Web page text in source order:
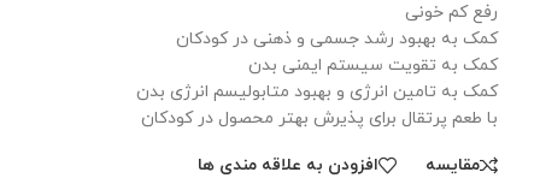
رفع کم خونی
کمک به بهبود رشد جسمی و ذهنی در کودکان
کمک به تقویت سیستم ایمنی بدن
کمک به تامین انرژی و بهبود متابولیسم انرژی بدن
با طعم پرتقال برای پذیرش بهتر محصول در کودکان
مقایسه افزودن به علاقه مندی ها